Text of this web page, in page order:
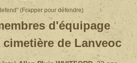
(Frapper pour défendre)
d'équipage
de Lanveoc